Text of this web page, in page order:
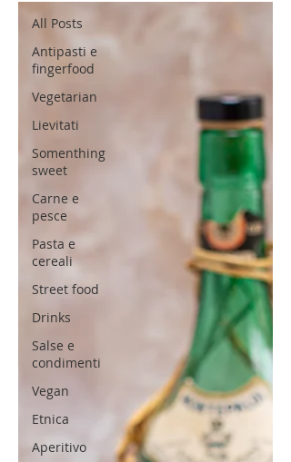
All Posts
Antipasti e
fingerfood
Vegetarian
Lievitati
Somenthing
sweet
Carne e
pesce
Pasta e
cereali
Street food
Drinks
Salse e
condimenti
Vegan
Etnica
Aperitivo